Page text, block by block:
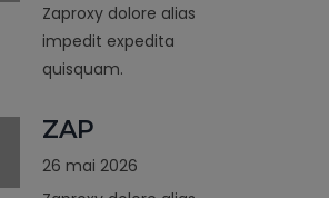
Zaproxy dolore alias
impedit expedita
quisquam.
ZAP
26 mai 2026